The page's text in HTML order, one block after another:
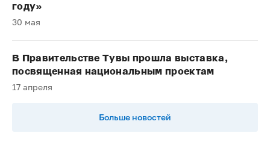
году»
30 мая
В Правительстве Тувы прошла выставка,
посвященная национальным проектам
17 апреля
Больше новостей